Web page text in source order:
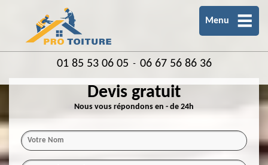
Menu
01 85 53 06 05 - 06 67 56 86 36
Devis gratuit
Nous vous répondons en - de 24h